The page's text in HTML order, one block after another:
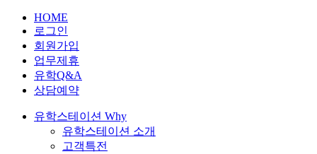
HOME
로그인
회원가입
업무제휴
유학Q&A
상담예약
유학스테이션 Why
유학스테이션 소개
고객특전